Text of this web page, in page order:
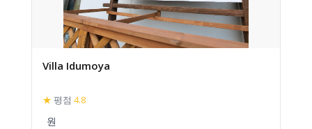
Villa Idumoya
★ 평점 4.8